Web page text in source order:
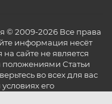
© 2009-2026 Все права
информация несёт
сайте не является
Статьи
во всех для вас
его